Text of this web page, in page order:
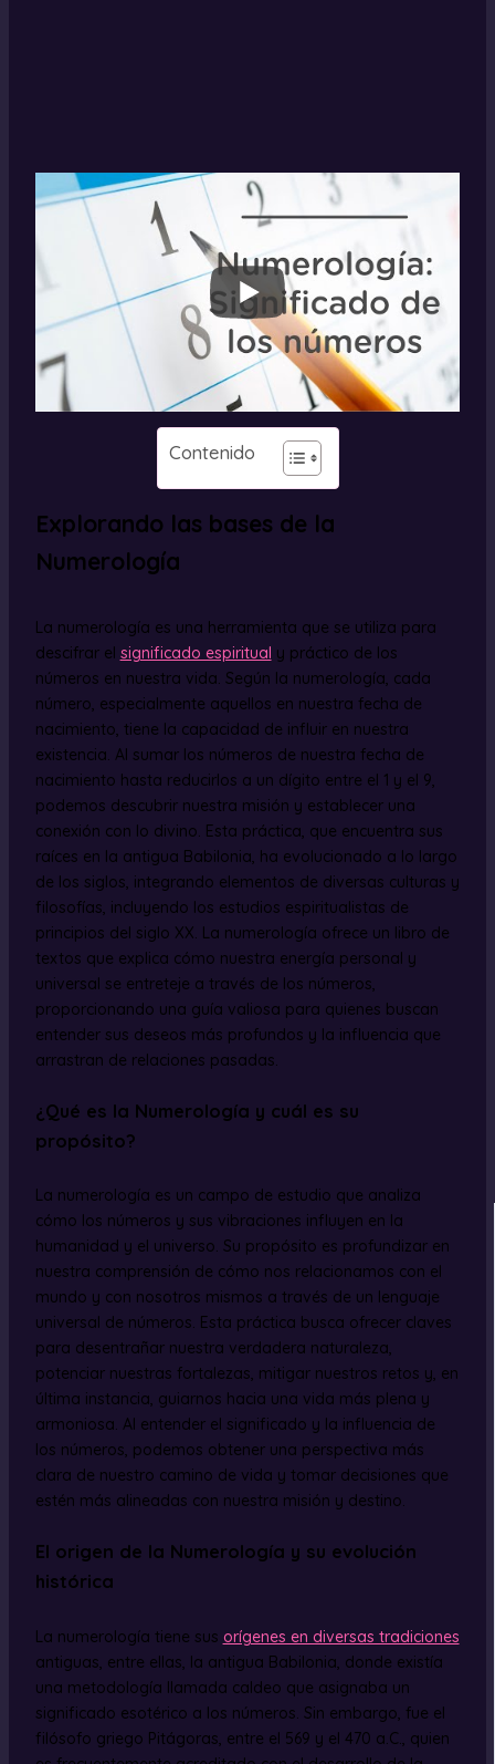
Contenido
Explorando las bases de la
Numerología
La numerología es una herramienta que se utiliza para
descifrar el significado espiritual y práctico de los
números en nuestra vida. Según la numerología, cada
número, especialmente aquellos en nuestra fecha de
nacimiento, tiene la capacidad de influir en nuestra
existencia. Al sumar los números de nuestra fecha de
nacimiento hasta reducirlos a un dígito entre el 1 y el 9,
podemos descubrir nuestra misión y establecer una
conexión con lo divino. Esta práctica, que encuentra sus
raíces en la antigua Babilonia, ha evolucionado a lo largo
de los siglos, integrando elementos de diversas culturas y
filosofías, incluyendo los estudios espiritualistas de
principios del siglo XX. La numerología ofrece un libro de
textos que explica cómo nuestra energía personal y
universal se entreteje a través de los números,
proporcionando una guía valiosa para quienes buscan
entender sus deseos más profundos y la influencia que
arrastran de relaciones pasadas.
¿Qué es la Numerología y cuál es su
propósito?
La numerología es un campo de estudio que analiza
cómo los números y sus vibraciones influyen en la
humanidad y el universo. Su propósito es profundizar en
nuestra comprensión de cómo nos relacionamos con el
mundo y con nosotros mismos a través de un lenguaje
universal de números. Esta práctica busca ofrecer claves
para desentrañar nuestra verdadera naturaleza,
potenciar nuestras fortalezas, mitigar nuestros retos y, en
última instancia, guiarnos hacia una vida más plena y
armoniosa. Al entender el significado y la influencia de
los números, podemos obtener una perspectiva más
clara de nuestro camino de vida y tomar decisiones que
estén más alineadas con nuestra misión y destino.
El origen de la Numerología y su evolución
histórica
La numerología tiene sus orígenes en diversas tradiciones
antiguas, entre ellas, la antigua Babilonia, donde existía
una metodología llamada caldeo que asignaba un
significado esotérico a los números. Sin embargo, fue el
filósofo griego Pitágoras, entre el 569 y el 470 a.C., quien